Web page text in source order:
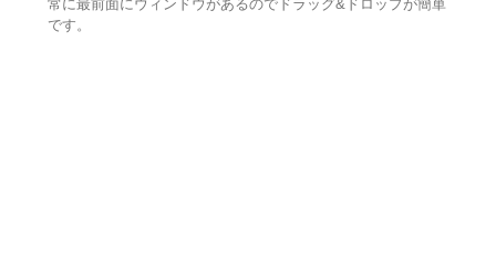
常に最前面にウィンドウがあるのでドラッグ&ドロップが簡単
です。